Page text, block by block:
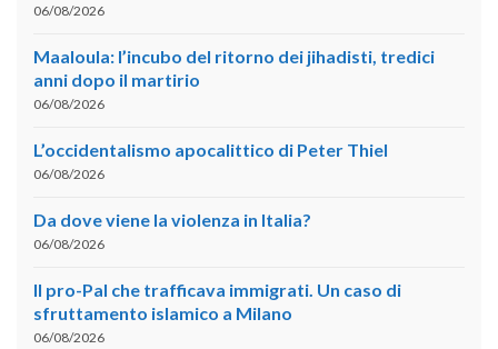
06/08/2026
Maaloula: l’incubo del ritorno dei jihadisti, tredici
anni dopo il martirio
06/08/2026
L’occidentalismo apocalittico di Peter Thiel
06/08/2026
Da dove viene la violenza in Italia?
06/08/2026
Il pro-Pal che trafficava immigrati. Un caso di
sfruttamento islamico a Milano
06/08/2026